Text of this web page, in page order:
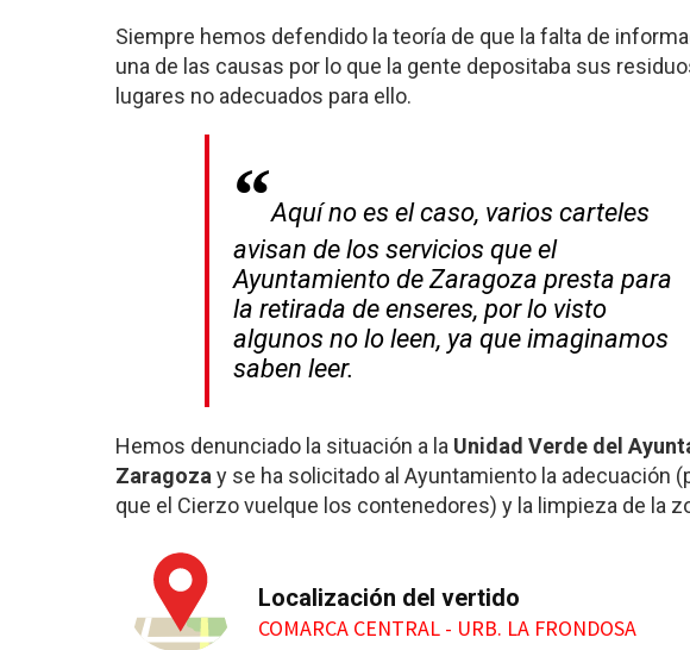
Siempre hemos defendido la teoría de que la falta de
una de las causas por lo que la gente depositaba sus
lugares no adecuados para ello.
Aquí no es el caso, varios carteles
avisan de los servicios que el
Ayuntamiento de Zaragoza presta para
la retirada de enseres, por lo visto
algunos no lo leen, ya que imaginamos
saben leer.
Hemos denunciado la situación a la Unidad Verde del
Zaragoza y se ha solicitado al Ayuntamiento la adecuación
que el Cierzo vuelque los contenedores) y la limpieza de la
Localización del vertido
COMARCA CENTRAL - URB. LA FRONDOSA